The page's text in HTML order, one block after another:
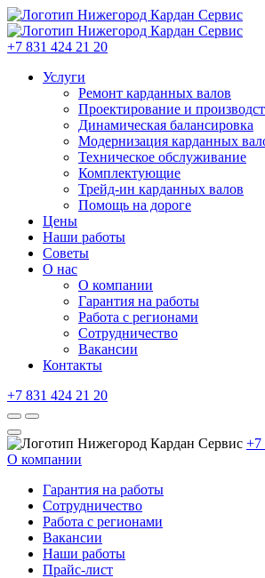
+7 831 424 21 20
Услуги
Ремонт карданных валов
Проектирование и
Динамическая балансировка
Модернизация карданных
Техническое обслуживание
Комплектующие
Трейд-ин карданных валов
Помощь на дороге
Цены
Наши работы
Советы
О нас
О компании
Гарантия на работы
Работа с регионами
Сотрудничество
Вакансии
Контакты
+7 831 424 21 20
+7
О компании
Гарантия на работы
Сотрудничество
Работа с регионами
Вакансии
Наши работы
Прайс-лист